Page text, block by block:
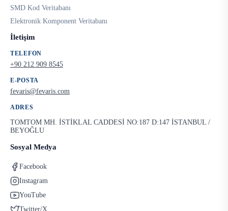
SMD Kod Veritabanı
Elektronik Komponent Veritabanı
İletişim
TELEFON
+90 212 909 8545
E-POSTA
fevaris@fevaris.com
ADRES
TOMTOM MH. İSTİKLAL CADDESİ NO:187 D:147 İSTANBUL /
BEYOĞLU
Sosyal Medya
Facebook
Instagram
YouTube
Twitter/X